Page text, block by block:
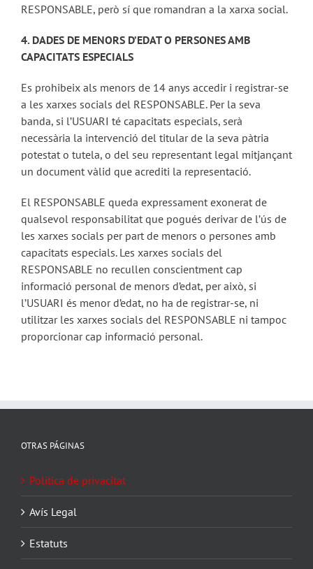
RESPONSABLE, però sí que romandran a la xarxa social.
4. DADES DE MENORS D’EDAT O PERSONES AMB
CAPACITATS ESPECIALS
Es prohibeix als menors de 14 anys accedir i registrar-se
a les xarxes socials del RESPONSABLE. Per la seva
banda, si l’USUARI té capacitats especials, serà
necessària la intervenció del titular de la seva pàtria
potestat o tutela, o del seu representant legal mitjançant
un document vàlid que acrediti la representació.
El RESPONSABLE queda expressament exonerat de
qualsevol responsabilitat que pogués derivar de l’ús de
les xarxes socials per part de menors o persones amb
capacitats especials. Les xarxes socials del
RESPONSABLE no recullen conscientment cap
informació personal de menors d’edat, per això, si
l’USUARI és menor d’edat, no ha de registrar-se, ni
utilitzar les xarxes socials del RESPONSABLE ni tampoc
proporcionar cap informació personal.
OTRAS PÁGINAS
Política de privacitat
Avís Legal
Estatuts